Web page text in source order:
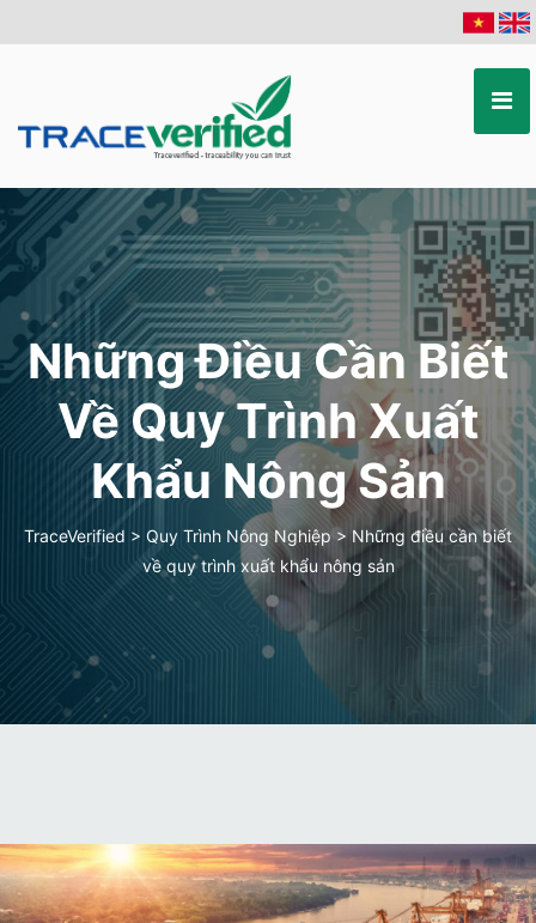
Những Điều Cần Biết
Về Quy Trình Xuất
Khẩu Nông Sản
TraceVerified > Quy Trình Nông Nghiệp > Những điều cần biết
về quy trình xuất khẩu nông sản